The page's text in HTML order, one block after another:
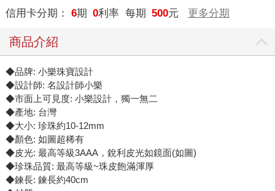
信用卡分期： 6期 0利率 每期 500元 更多分期
商品介紹
◆品牌: 小樂珠寶設計
◆設計師: 名設計師小樂
◆市面上可見度: 小樂設計，獨一無二
◆產地: 台灣
◆大小: 珍珠約10-12mm
◆顏色: 如圖超稀有
◆皮光: 最高等級3AAA，銳利皮光如鏡面(如圖)
◆珍珠品質: 最高等級~珠皮飽滿渾厚
◆鍊長: 鍊長約40cm